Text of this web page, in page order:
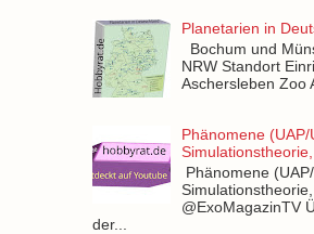
Planetarien in
Bochum und
NRW Standort
Aschersleben Zoo
Phänomene
Phänomene
@ExoMagazinTV
der...